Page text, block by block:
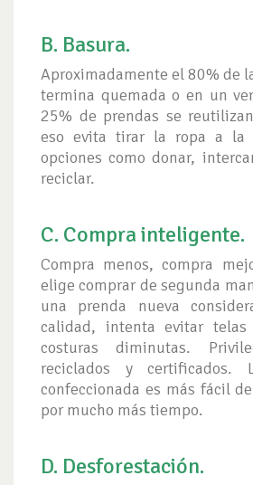
B. Basura.
Aproximadamente el 80% de
termina quemada o en un
25% de prendas se
eso evita tirar la ropa a la
opciones como donar,
reciclar.
C. Compra inteligente.
Compra menos, compra
elige comprar de segunda
una prenda nueva
calidad, intenta evitar
costuras diminutas.
reciclados y certificados.
confeccionada es más fácil
por mucho más tiempo.
D. Desforestación.